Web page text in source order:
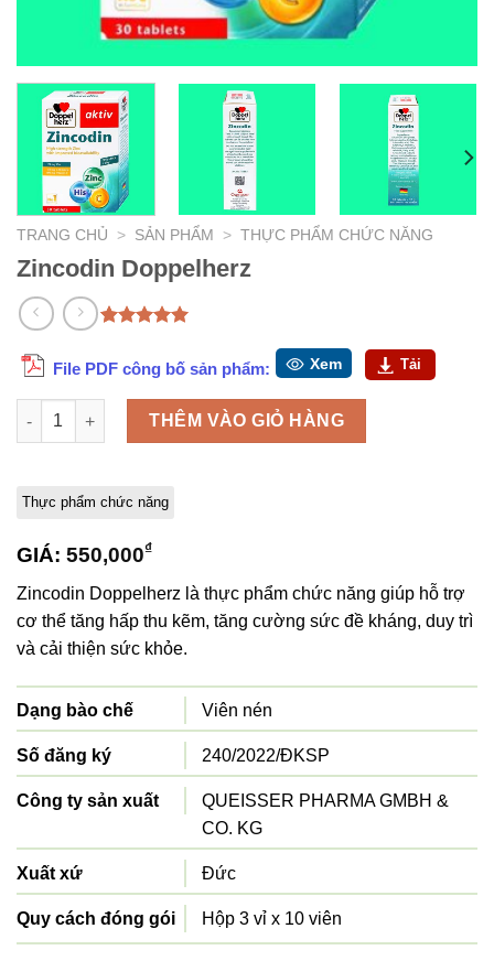
TRANG CHỦ > SẢN PHẨM > THỰC PHẨM CHỨC NĂNG
Zincodin Doppelherz
Thực phẩm chức năng
dựa trên
đánh giá
GIÁ: 550,000₫
Zincodin Doppelherz là thực phẩm chức năng giúp hỗ trợ
cơ thể tăng hấp thu kẽm, tăng cường sức đề kháng, duy trì
và cải thiện sức khỏe.
File PDF công bố sản phẩm: Xem Tải
Dạng bào chế Viên nén
Số đăng ký 240/2022/ĐKSP
Công ty sản xuất
QUEISSER PHARMA GMBH &
CO. KG
Xuất xứ Đức
Quy cách đóng gói Hộp 3 vỉ x 10 viên
Zincodin Doppelherz số lượng
THÊM VÀO GIỎ HÀNG